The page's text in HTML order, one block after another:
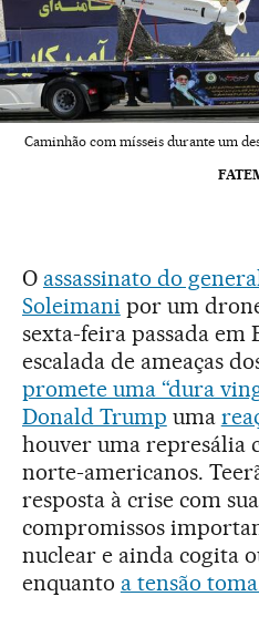
Caminhão com mísseis durante um
O assassinato do
Soleimani por um
sexta-feira passada em
escalada de ameaças
promete uma “dura
Donald Trump uma
houver uma represália
norte-americanos.
resposta à crise com
compromissos
nuclear e ainda cogita
enquanto a tensão